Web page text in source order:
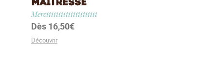
Maîtresse
Merciiiiiiiiiiiiiiiiiiiii
Dès 16,50€
Découvrir